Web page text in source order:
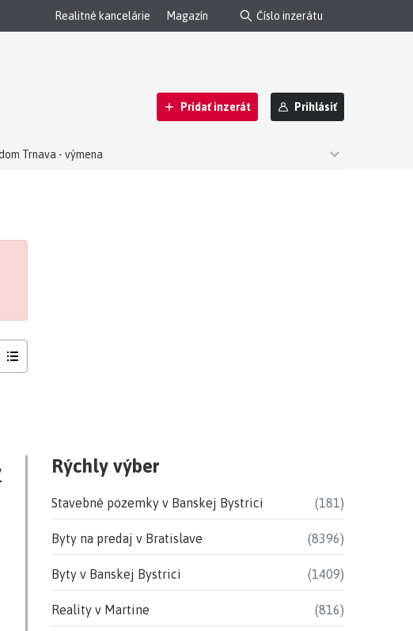
Realitné kancelárie Magazín
Pridať inzerát Prihlásiť
Trnava - výmena
Rýchly výber
Stavebné pozemky v Banskej Bystrici (181)
Byty na predaj v Bratislave (8396)
Byty v Banskej Bystrici (1409)
Reality v Martine (816)